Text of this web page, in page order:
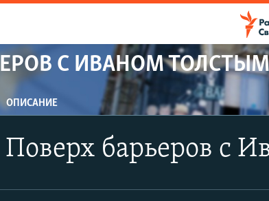
С ИВАНОМ ТОЛСТЫМ
ОПИСАНИЕ
Поверх барьеров с